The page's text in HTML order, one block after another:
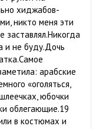
хиджабов-
никто меня эти
заставлял.Никогда
и не буду.Дочь
арабские
«оголяться,
юбочки
облегающие.19
в костюмах и